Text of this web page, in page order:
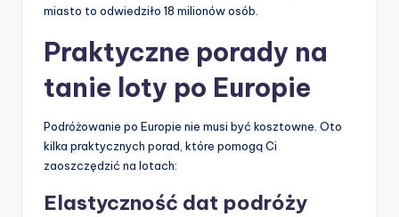
miasto to odwiedziło 18 milionów osób.
Praktyczne porady na
tanie loty po Europie
Podróżowanie po Europie nie musi być kosztowne. Oto
kilka praktycznych porad, które pomogą Ci
zaoszczędzić na lotach:
Elastyczność dat podróży